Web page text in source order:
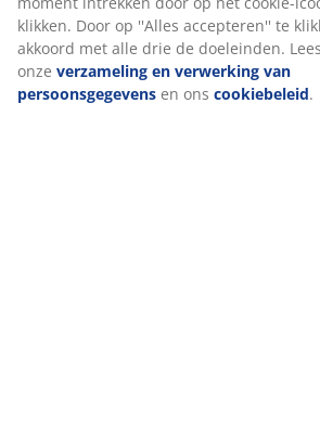
Levering
Wij personaliseren jouw
Bij JYSK gebruiken we cookies en
goede ervaring te bieden tijdens het